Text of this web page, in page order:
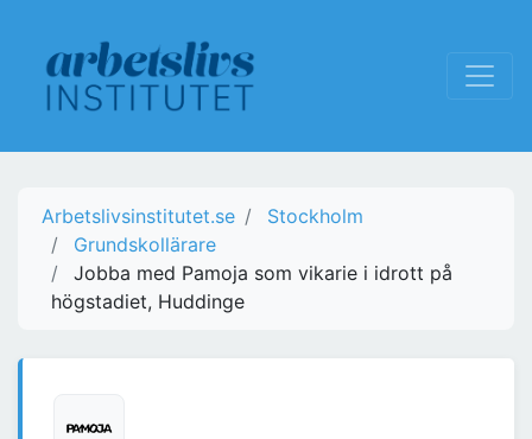
Arbetslivsinstitutet.se
Stockholm
Grundskollärare
Jobba med Pamoja som vikarie i idrott på
högstadiet, Huddinge